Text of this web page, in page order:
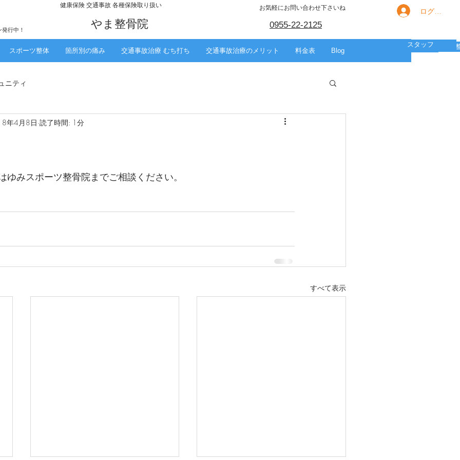
行中！
​健康保険 交通事故 各種保険取り扱い
​やま整骨院
お気軽にお問い合わせ下さいね
0955-22-2125
ログイン
スポーツ整体 箇所別の痛み 交通事故治療 むち打ち 交通事故治療のメリット 料金表 Blog
スポーツ
美容整体
箇所別の痛み
HOME
スタッフ
ニティ
年4月8日 読了時間: 1分
ゆみスポーツ整骨院までご相談ください。
すべて表示